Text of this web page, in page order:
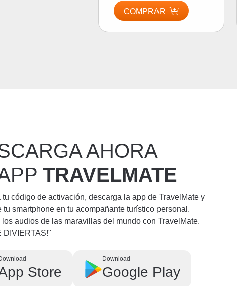
COMPRAR
AHORA
TRAVELMATE
tu código de activación, descarga la app de TravelMate y
tu smartphone en tu acompañante turístico personal.
los audios de las maravillas del mundo con TravelMate.
DIVIERTAS!"
Store
Download
Google Play